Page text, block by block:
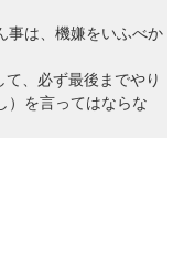
事は、機嫌をいふべか
、必ず最後までやり
）を言ってはならな